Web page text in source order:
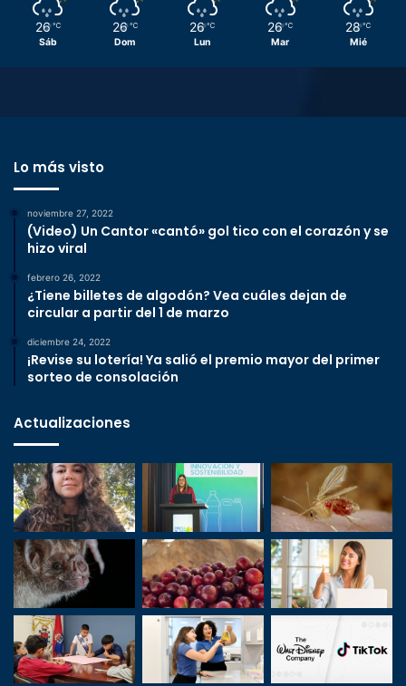
26 ℃
Sáb
26 ℃
Dom
26 ℃
Lun
26 ℃
Mar
28 ℃
Mié
Lo más visto
noviembre 27, 2022
(Video) Un Cantor «cantó» gol tico con el corazón y se
hizo viral
febrero 26, 2022
¿Tiene billetes de algodón? Vea cuáles dejan de
circular a partir del 1 de marzo
diciembre 24, 2022
¡Revise su lotería! Ya salió el premio mayor del primer
sorteo de consolación
Actualizaciones